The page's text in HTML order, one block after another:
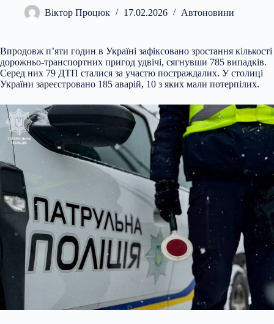
Віктор Процюк 17.02.2026 Автоновини
Впродовж п’яти годин в Україні зафіксовано зростання кількості
дорожньо-транспортних пригод удвічі, сягнувши 785 випадків.
Серед них 79 ДТП сталися за участю постраждалих. У столиці
України зареєстровано 185 аварій, 10 з яких мали потерпілих.